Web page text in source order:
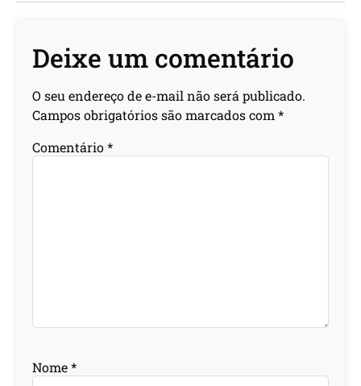
Deixe um comentário
O seu endereço de e-mail não será publicado.
Campos obrigatórios são marcados com *
Comentário*
Nome*